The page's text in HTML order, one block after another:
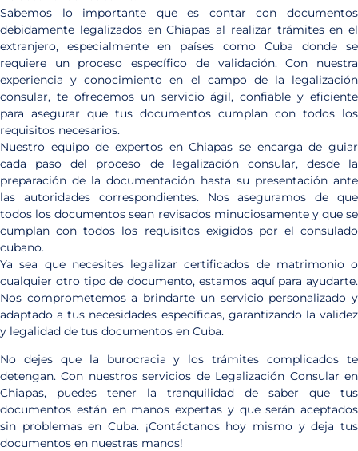
Sabemos lo importante que es contar con documentos
debidamente legalizados en Chiapas al realizar trámites en el
extranjero, especialmente en países como Cuba donde se
requiere un proceso específico de validación. Con nuestra
experiencia y conocimiento en el campo de la legalización
consular, te ofrecemos un servicio ágil, confiable y eficiente
para asegurar que tus documentos cumplan con todos los
requisitos necesarios.
Nuestro equipo de expertos en Chiapas se encarga de guiar
cada paso del proceso de legalización consular, desde la
preparación de la documentación hasta su presentación ante
las autoridades correspondientes. Nos aseguramos de que
todos los documentos sean revisados minuciosamente y que se
cumplan con todos los requisitos exigidos por el consulado
cubano.
Ya sea que necesites legalizar certificados de matrimonio o
cualquier otro tipo de documento, estamos aquí para ayudarte.
Nos comprometemos a brindarte un servicio personalizado y
adaptado a tus necesidades específicas, garantizando la validez
y legalidad de tus documentos en Cuba.
No dejes que la burocracia y los trámites complicados te
detengan. Con nuestros servicios de Legalización Consular en
Chiapas, puedes tener la tranquilidad de saber que tus
documentos están en manos expertas y que serán aceptados
sin problemas en Cuba. ¡Contáctanos hoy mismo y deja tus
documentos en nuestras manos!